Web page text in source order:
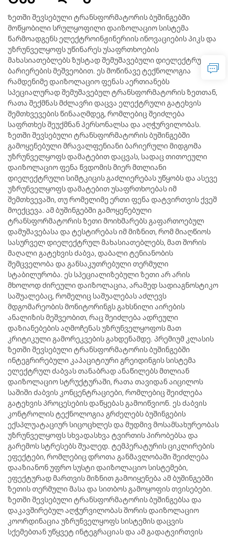
Ზეთში შევსებული ტრანსფორმატორის ბუშინგებში
მოწყობილი სრულყოფილი დაიზოლაციო სისტემა
წარმოადგენს ელექტროინჟინერიის ინოვაციების პიკს და
უზრუნველყოფს უწინარეს უსაფრთხოების
მახასიათებლებს ზუსტად შემუშავებული დიელექტრული
ბარიერების მეშვეობით. ეს მოწინავე ტექნოლოგია
რამდენიმე დაიზოლაციო ფენას აერთიანებს
სპეციალურად შემუშავებულ ტრანსფორმატორის ზეთთან,
რათა შექმნას მძლავრი დაცვა ელექტრული გატეხვის
შემთხვევების წინააღმდეგ, რომლებიც შეიძლება
საფრთხეს შეუქმნან პერსონალსა და აღჭურვილობას.
ზეთში შევსებული ტრანსფორმატორის ბუშინგებში
გამოყენებული მრავალფენიანი ბარიერული მიდგომა
უზრუნველყოფს დამატებით დაცვას, სადაც თითოეული
დაიზოლაციო ფენა წვდომის მიერ მთლიანი
დიელექტრული სიმტკიცის გაძლიერებას უწყობს და ასევე
უზრუნველყოფს დამატებით უსაფრთხოებას იმ
შემთხვევაში, თუ რომელიმე ერთი ფენა დატვირთვის ქვეშ
მოექცევა. ამ ბუშინგებში გამოყენებული
ტრანსფორმატორის ზეთი მოიხმარებს გაფართოებულ
დამუშავებასა და ტესტირებას იმ მიზნით, რომ მიაღწიოს
სასურველ დიელექტრულ მახასიათებლებს, მათ შორის
მაღალი გატეხვის ძაბვა, დაბალი ტენიანობის
შემცველობა და განსაკუთრებული თერმული
სტაბილურობა. ეს სპეციალიზებული ზეთი არ არის
მხოლოდ ძირეული დაიზოლაცია, არამედ სადიაგნოსტიკო
საშუალებაც, რომელიც საშუალებას აძლევს
მდგომარეობის მონიტორინგს გახსნილი აირების
ანალიზის მეშვეობით, რაც შეიძლება ადრეული
დაზიანებების აღმოჩენას უზრუნველყოფოს მათ
კრიტიკული გამორეკვების გახდენამდე. პრემიუმ კლასის
ზეთში შევსებული ტრანსფორმატორის ბუშინგებში
ინტეგრირებული კაპაციტიური გრეიდინგის სისტემა
ელექტრულ ძაბვას თანაბრად ანაწილებს მთლიან
დაიზოლაციო სტრუქტურაში, რათა თავიდან აიცილოს
საშიში ძაბვის კონცენტრაციები, რომლებიც შეიძლება
გატეხვის პროცესების დაწყებას გამოიწვიონ. ეს ძაბვის
კონტროლის ტექნოლოგია გრძელებს ბუშინგების
ექსპლუატაციურ სიცოცხლეს და მუდმივ მოსამსახურეობას
უზრუნველყოფს სხვადასხვა ტვირთის პირობებსა და
გარემოს სტრესებს შუალედ. ტემპერატურის ციკლირების
ეფექტები, რომლებიც დროთა განმავლობაში შეიძლება
დააზიანონ უფრო სუსტი დაიზოლაციო სისტემები,
ეფექტურად მართვის მიზნით გამოიყენება ამ ბუშინგებში
ზეთის თერმული მასა და სითბოს გამოყოფის თვისებები.
ზეთში შევსებული ტრანსფორმატორის ბუშინგებსა და
დაკავშირებულ აღჭურვილობას შორის დაიზოლაციო
კოორდინაცია უზრუნველყოფს სისტემის დაცვის
სქემებთან უწყვეტ ინტეგრაციას და ამ გადატვირთვის